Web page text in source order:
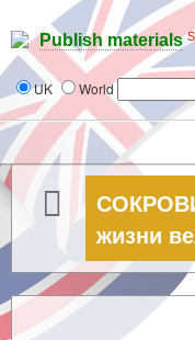
Publish materials
UK World
жизни